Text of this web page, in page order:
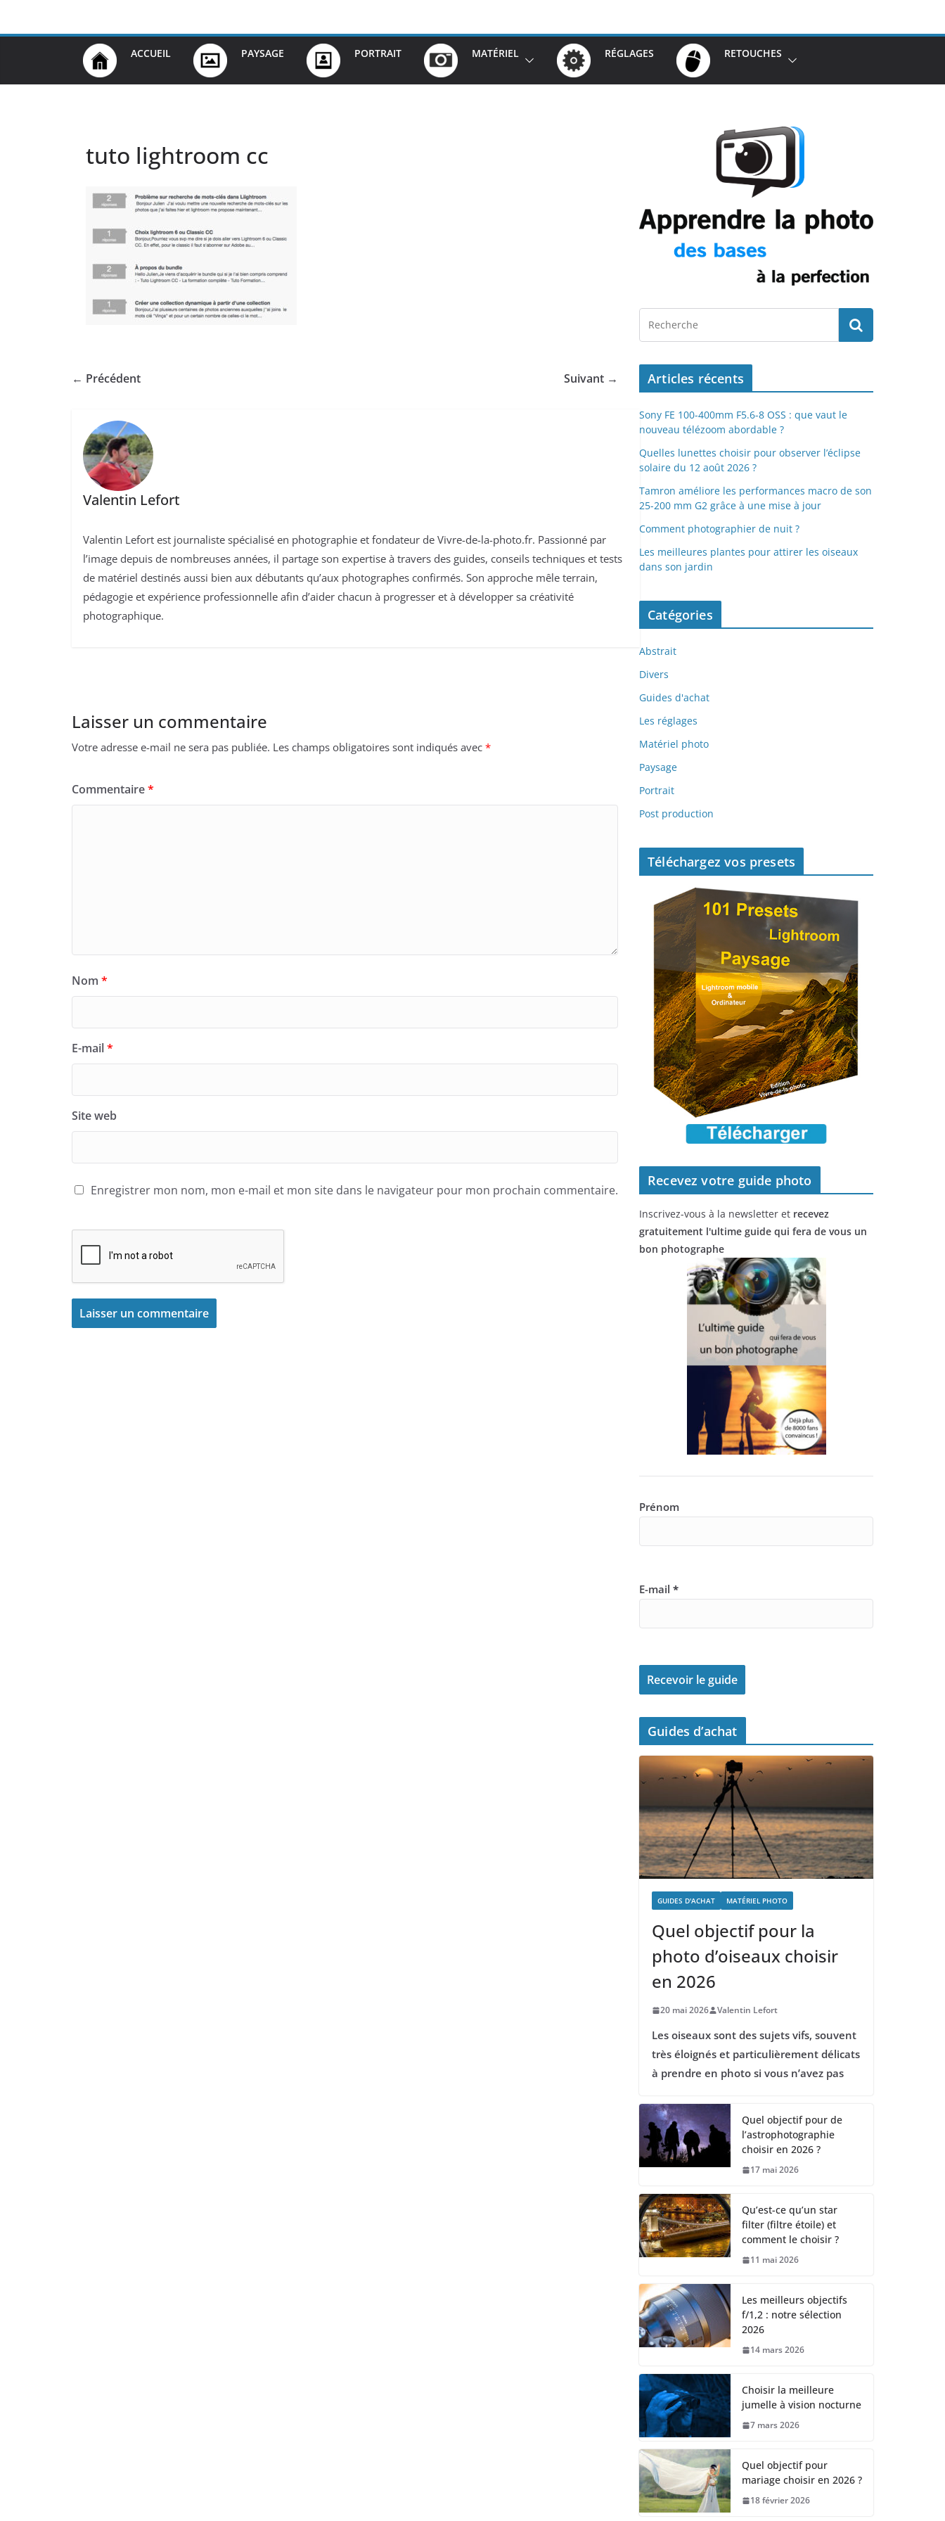
ACCUEIL PAYSAGE PORTRAIT MATÉRIEL RÉGLAGES RETOUCHES
tuto lightroom cc
← Précédent Suivant →
Valentin Lefort
Valentin Lefort est journaliste spécialisé en photographie et fondateur de Vivre-de-la-photo.fr. Passionné par
l’image depuis de nombreuses années, il partage son expertise à travers des guides, conseils techniques et tests
de matériel destinés aussi bien aux débutants qu’aux photographes confirmés. Son approche mêle terrain,
pédagogie et expérience professionnelle afin d’aider chacun à progresser et à développer sa créativité
photographique.
Laisser un commentaire
Votre adresse e-mail ne sera pas publiée. Les champs obligatoires sont indiqués avec *
Commentaire*
Nom *
E-mail*
Site web
Enregistrer mon nom, mon e-mail et mon site dans le navigateur pour mon prochain commentaire.
Articles récents
Sony FE 100-400mm F5.6-8 OSS : que vaut le
nouveau télézoom abordable ?
Quelles lunettes choisir pour observer l’éclipse
solaire du 12 août 2026 ?
Tamron améliore les performances macro de son
25-200 mm G2 grâce à une mise à jour
Comment photographier de nuit ?
Les meilleures plantes pour attirer les oiseaux
dans son jardin
Catégories
Abstrait
Divers
Guides d'achat
Les réglages
Matériel photo
Paysage
Portrait
Post production
Téléchargez vos presets
Recevez votre guide photo
Inscrivez-vous à la newsletter et recevez
gratuitement l'ultime guide qui fera de vous un
bon photographe
Prénom
E-mail *
Guides d’achat
GUIDES D'ACHAT MATÉRIEL PHOTO
Quel objectif pour la
photo d’oiseaux choisir
en 2026
20 mai 2026 Valentin Lefort
Les oiseaux sont des sujets vifs, souvent
très éloignés et particulièrement délicats
à prendre en photo si vous n’avez pas
Quel objectif pour de
l’astrophotographie
choisir en 2026 ?
17 mai 2026
Qu’est-ce qu’un star
filter (filtre étoile) et
comment le choisir ?
11 mai 2026
Les meilleurs objectifs
f/1,2 : notre sélection
2026
14 mars 2026
Choisir la meilleure
jumelle à vision nocturne
7 mars 2026
Quel objectif pour
mariage choisir en 2026 ?
18 février 2026